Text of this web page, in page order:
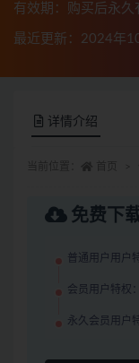
有效期：购买后永久
最近更新：2024年
详情介绍
免费下
普通用户用户
会员用户特权：
永久会员用户